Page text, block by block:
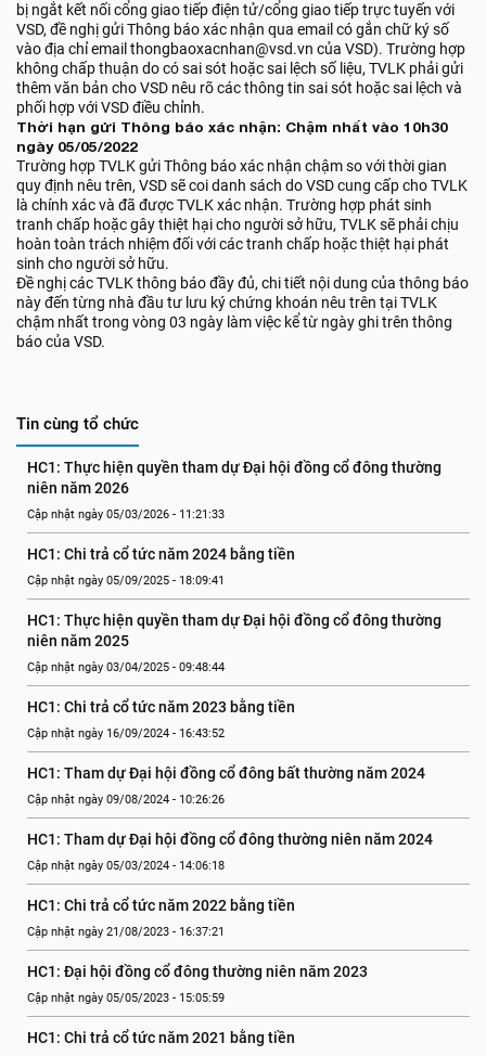
bị ngắt kết nối cổng giao tiếp điện tử/cổng giao tiếp trực tuyến với
VSD, đề nghị gửi Thông báo xác nhận qua email có gắn chữ ký số
vào địa chỉ email thongbaoxacnhan@vsd.vn của VSD). Trường hợp
không chấp thuận do có sai sót hoặc sai lệch số liệu, TVLK phải gửi
thêm văn bản cho VSD nêu rõ các thông tin sai sót hoặc sai lệch và
phối hợp với VSD điều chỉnh.
Thời hạn gửi Thông báo xác nhận: Chậm nhất vào 10h30
ngày 05/05/2022
Trường hợp TVLK gửi Thông báo xác nhận chậm so với thời gian
quy định nêu trên, VSD sẽ coi danh sách do VSD cung cấp cho TVLK
là chính xác và đã được TVLK xác nhận. Trường hợp phát sinh
tranh chấp hoặc gây thiệt hại cho người sở hữu, TVLK sẽ phải chịu
hoàn toàn trách nhiệm đối với các tranh chấp hoặc thiệt hại phát
sinh cho người sở hữu.
Đề nghị các TVLK thông báo đầy đủ, chi tiết nội dung của thông báo
này đến từng nhà đầu tư lưu ký chứng khoán nêu trên tại TVLK
chậm nhất trong vòng 03 ngày làm việc kể từ ngày ghi trên thông
báo của VSD.
Tin cùng tổ chức
HC1: Thực hiện quyền tham dự Đại hội đồng cổ đông thường
niên năm 2026
Cập nhật ngày 05/03/2026 - 11:21:33
HC1: Chi trả cổ tức năm 2024 bằng tiền
Cập nhật ngày 05/09/2025 - 18:09:41
HC1: Thực hiện quyền tham dự Đại hội đồng cổ đông thường
niên năm 2025
Cập nhật ngày 03/04/2025 - 09:48:44
HC1: Chi trả cổ tức năm 2023 bằng tiền
Cập nhật ngày 16/09/2024 - 16:43:52
HC1: Tham dự Đại hội đồng cổ đông bất thường năm 2024
Cập nhật ngày 09/08/2024 - 10:26:26
HC1: Tham dự Đại hội đồng cổ đông thường niên năm 2024
Cập nhật ngày 05/03/2024 - 14:06:18
HC1: Chi trả cổ tức năm 2022 bằng tiền
Cập nhật ngày 21/08/2023 - 16:37:21
HC1: Đại hội đồng cổ đông thường niên năm 2023
Cập nhật ngày 05/05/2023 - 15:05:59
HC1: Chi trả cổ tức năm 2021 bằng tiền